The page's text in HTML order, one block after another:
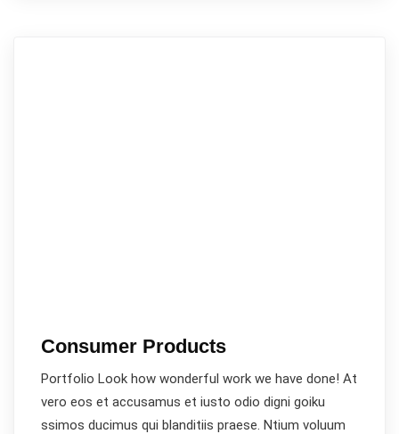
Consumer Products
Portfolio Look how wonderful work we have done! At
vero eos et accusamus et iusto odio digni goiku
ssimos ducimus qui blanditiis praese. Ntium voluum